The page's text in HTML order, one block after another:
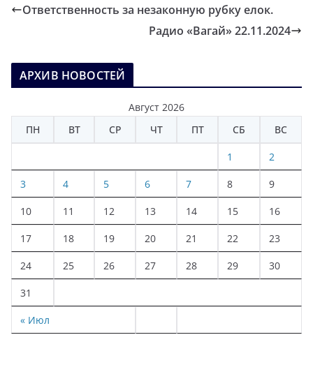
Ответственность за незаконную рубку елок.
Радио «Вагай» 22.11.2024
АРХИВ НОВОСТЕЙ
Август 2026
ПН
ВТ СР ЧТ ПТ СБ ВС
« Июл
1 2
3 4 5 6 7 8 9
10 11 12 13 14 15 16
17 18 19 20 21 22 23
24 25 26 27 28 29 30
31